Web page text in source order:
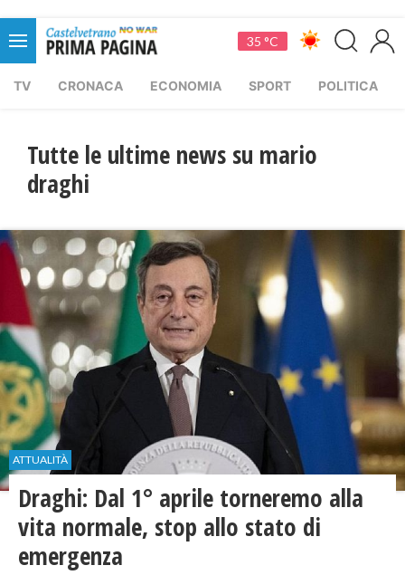
35 °C
TV CRONACA ECONOMIA SPORT POLITICA
Tutte le ultime news su mario
draghi
ATTUALITÀ
Draghi: Dal 1° aprile torneremo alla
vita normale, stop allo stato di
emergenza